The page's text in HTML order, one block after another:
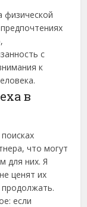
физической
с
к
в
что могут
для них. Я
ценят их
если